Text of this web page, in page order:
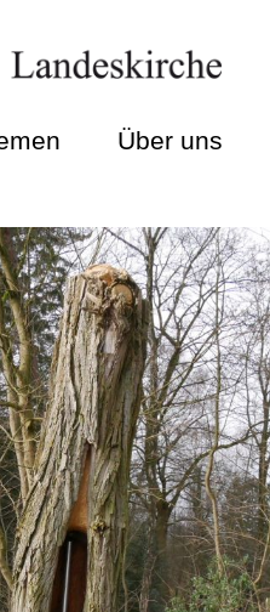
Über uns